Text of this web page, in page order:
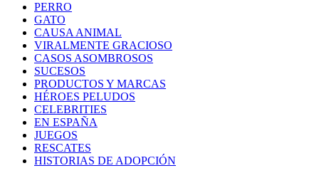
PERRO
GATO
CAUSA ANIMAL
VIRALMENTE GRACIOSO
CASOS ASOMBROSOS
SUCESOS
PRODUCTOS Y MARCAS
HÉROES PELUDOS
CELEBRITIES
EN ESPAÑA
JUEGOS
RESCATES
HISTORIAS DE ADOPCIÓN